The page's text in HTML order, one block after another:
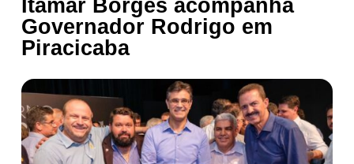
Itamar Borges acompanha
Governador Rodrigo em
Piracicaba